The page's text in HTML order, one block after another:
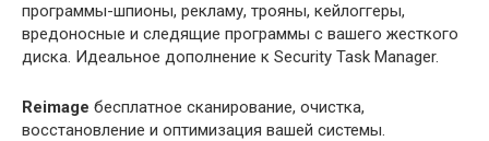
программы-шпионы, рекламу, трояны, кейлоггеры,
вредоносные и следящие программы с вашего жесткого
диска. Идеальное дополнение к Security Task Manager.
Reimage бесплатное сканирование, очистка,
восстановление и оптимизация вашей системы.